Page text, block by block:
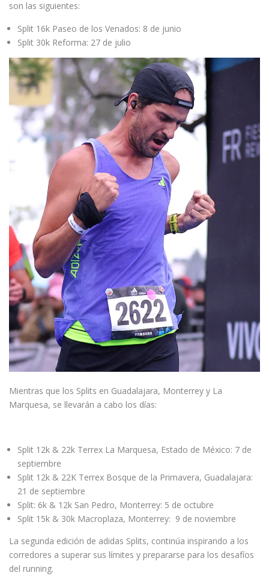
son las siguientes:
Split 16k Paseo de los Venados: 8 de junio
Split 30k Reforma: 27 de julio
Mientras que los Splits en Guadalajara, Monterrey y La
Marquesa, se llevarán a cabo los días:
Split 12k & 22k Terrex La Marquesa, Estado de México: 7 de
septiembre
Split 12k & 22K Terrex Bosque de la Primavera, Guadalajara:
21 de septiembre
Split: 6k & 12k San Pedro, Monterrey: 5 de octubre
Split 15k & 30k Macroplaza, Monterrey: 9 de noviembre
La segunda edición de adidas Splits, continúa inspirando a los
corredores a superar sus límites y prepararse para los desafíos
del running.